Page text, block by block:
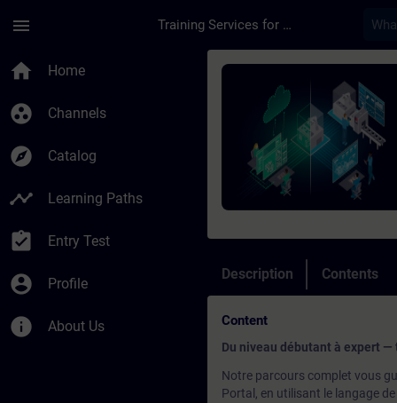
menu Training Services for Digital Industries
home Home
group_work Channels
explore Catalog
timeline Learning Paths
assignment_turned_in Entry Test
account_circle Profile
info About Us
Course -
Description Contents
Content
Du niveau débutant à expert
Notre parcours complet vous
Portal, en utilisant le langage